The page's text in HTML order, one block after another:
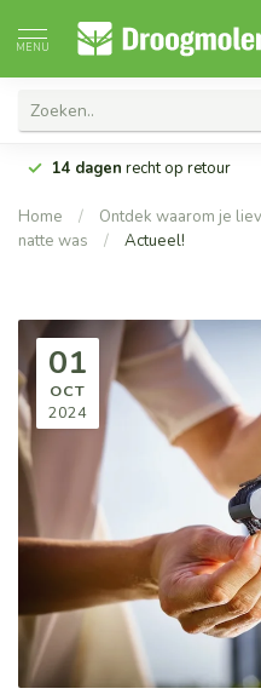
MENU
14 dagen recht op retour
Home /
Ontdek waarom je
natte was
/ Actueel!
01
OCT
2024